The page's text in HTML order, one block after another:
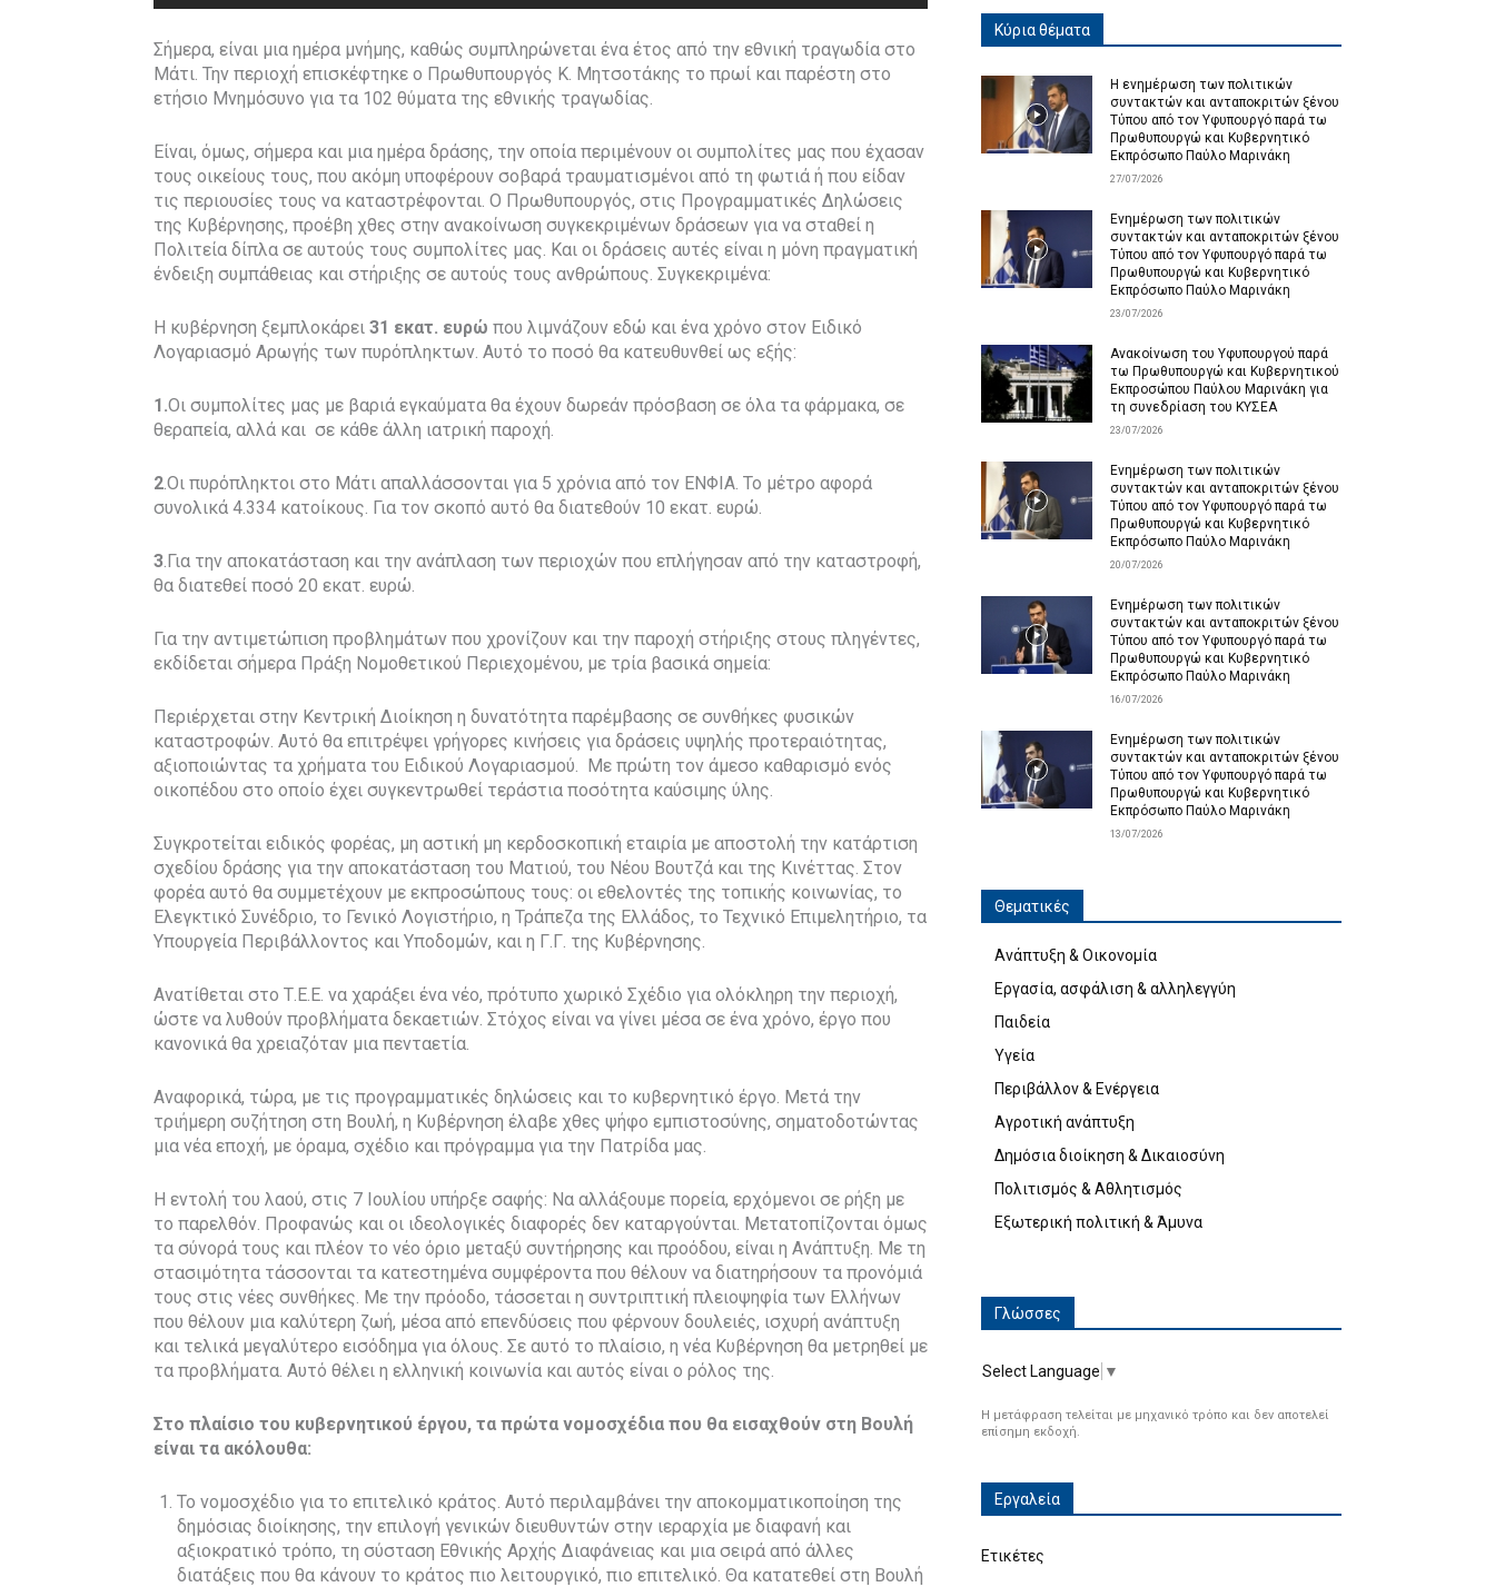
Σήμερα, είναι μια ημέρα μνήμης, καθώς συμπληρώνεται ένα έτος από την εθνική τραγωδία στο
Μάτι. Την περιοχή επισκέφτηκε ο Πρωθυπουργός Κ. Μητσοτάκης το πρωί και παρέστη στο
ετήσιο Μνημόσυνο για τα 102 θύματα της εθνικής τραγωδίας.
Είναι, όμως, σήμερα και μια ημέρα δράσης, την οποία περιμένουν οι συμπολίτες μας που έχασαν
τους οικείους τους, που ακόμη υποφέρουν σοβαρά τραυματισμένοι από τη φωτιά ή που είδαν
τις περιουσίες τους να καταστρέφονται. Ο Πρωθυπουργός, στις Προγραμματικές Δηλώσεις
της Κυβέρνησης, προέβη χθες στην ανακοίνωση συγκεκριμένων δράσεων για να σταθεί η
Πολιτεία δίπλα σε αυτούς τους συμπολίτες μας. Και οι δράσεις αυτές είναι η μόνη πραγματική
ένδειξη συμπάθειας και στήριξης σε αυτούς τους ανθρώπους. Συγκεκριμένα:
H κυβέρνηση ξεμπλοκάρει 31 εκατ. ευρώ που λιμνάζουν εδώ και ένα χρόνο στον Ειδικό
Λογαριασμό Αρωγής των πυρόπληκτων. Αυτό το ποσό θα κατευθυνθεί ως εξής:
1.Οι συμπολίτες μας με βαριά εγκαύματα θα έχουν δωρεάν πρόσβαση σε όλα τα φάρμακα, σε
θεραπεία, αλλά και σε κάθε άλλη ιατρική παροχή.
2.Οι πυρόπληκτοι στο Μάτι απαλλάσσονται για 5 χρόνια από τον ΕΝΦΙΑ. Το μέτρο αφορά
συνολικά 4.334 κατοίκους. Για τον σκοπό αυτό θα διατεθούν 10 εκατ. ευρώ.
3 .Για την αποκατάσταση και την ανάπλαση των περιοχών που επλήγησαν από την καταστροφή,
θα διατεθεί ποσό 20 εκατ. ευρώ.
Για την αντιμετώπιση προβλημάτων που χρονίζουν και την παροχή στήριξης στους πληγέντες,
εκδίδεται σήμερα Πράξη Νομοθετικού Περιεχομένου, με τρία βασικά σημεία:
Περιέρχεται στην Κεντρική Διοίκηση η δυνατότητα παρέμβασης σε συνθήκες φυσικών
καταστροφών. Αυτό θα επιτρέψει γρήγορες κινήσεις για δράσεις υψηλής προτεραιότητας,
αξιοποιώντας τα χρήματα του Ειδικού Λογαριασμού. Με πρώτη τον άμεσο καθαρισμό ενός
οικοπέδου στο οποίο έχει συγκεντρωθεί τεράστια ποσότητα καύσιμης ύλης.
Συγκροτείται ειδικός φορέας, μη αστική μη κερδοσκοπική εταιρία με αποστολή την κατάρτιση
σχεδίου δράσης για την αποκατάσταση του Ματιού, του Νέου Βουτζά και της Κινέττας. Στον
φορέα αυτό θα συμμετέχουν με εκπροσώπους τους: οι εθελοντές της τοπικής κοινωνίας, το
Ελεγκτικό Συνέδριο, το Γενικό Λογιστήριο, η Τράπεζα της Ελλάδος, το Τεχνικό Επιμελητήριο, τα
Υπουργεία Περιβάλλοντος και Υποδομών, και η Γ.Γ. της Κυβέρνησης.
Ανατίθεται στο Τ.Ε.Ε. να χαράξει ένα νέο, πρότυπο χωρικό Σχέδιο για ολόκληρη την περιοχή,
ώστε να λυθούν προβλήματα δεκαετιών. Στόχος είναι να γίνει μέσα σε ένα χρόνο, έργο που
κανονικά θα χρειαζόταν μια πενταετία.
Αναφορικά, τώρα, με τις προγραμματικές δηλώσεις και το κυβερνητικό έργο. Μετά την
τριήμερη συζήτηση στη Βουλή, η Κυβέρνηση έλαβε χθες ψήφο εμπιστοσύνης, σηματοδοτώντας
μια νέα εποχή, με όραμα, σχέδιο και πρόγραμμα για την Πατρίδα μας.
Η εντολή του λαού, στις 7 Ιουλίου υπήρξε σαφής: Να αλλάξουμε πορεία, ερχόμενοι σε ρήξη με
το παρελθόν. Προφανώς και οι ιδεολογικές διαφορές δεν καταργούνται. Μετατοπίζονται όμως
τα σύνορά τους και πλέον το νέο όριο μεταξύ συντήρησης και προόδου, είναι η Ανάπτυξη. Με τη
στασιμότητα τάσσονται τα κατεστημένα συμφέροντα που θέλουν να διατηρήσουν τα προνόμιά
τους στις νέες συνθήκες. Με την πρόοδο, τάσσεται η συντριπτική πλειοψηφία των Ελλήνων
που θέλουν μια καλύτερη ζωή, μέσα από επενδύσεις που φέρνουν δουλειές, ισχυρή ανάπτυξη
και τελικά μεγαλύτερο εισόδημα για όλους. Σε αυτό το πλαίσιο, η νέα Κυβέρνηση θα μετρηθεί με
τα προβλήματα. Αυτό θέλει η ελληνική κοινωνία και αυτός είναι ο ρόλος της.
Στο πλαίσιο του κυβερνητικού έργου, τα πρώτα νομοσχέδια που θα εισαχθούν στη Βουλή
είναι τα ακόλουθα:
Το νομοσχέδιο για το επιτελικό κράτος. Αυτό περιλαμβάνει την αποκομματικοποίηση της
δημόσιας διοίκησης, την επιλογή γενικών διευθυντών στην ιεραρχία με διαφανή και
αξιοκρατικό τρόπο, τη σύσταση Εθνικής Αρχής Διαφάνειας και μια σειρά από άλλες
διατάξεις που θα κάνουν το κράτος πιο λειτουργικό, πιο επιτελικό. Θα κατατεθεί στη Βουλή
Κύρια θέματα
Η ενημέρωση των πολιτικών
συντακτών και ανταποκριτών ξένου
Τύπου από τον Υφυπουργό παρά τω
Πρωθυπουργώ και Κυβερνητικό
Εκπρόσωπο Παύλο Μαρινάκη
27/07/2026
Ενημέρωση των πολιτικών
συντακτών και ανταποκριτών ξένου
Τύπου από τον Υφυπουργό παρά τω
Πρωθυπουργώ και Κυβερνητικό
Εκπρόσωπο Παύλο Μαρινάκη
23/07/2026
Ανακοίνωση του Υφυπουργού παρά
τω Πρωθυπουργώ και Κυβερνητικού
Εκπροσώπου Παύλου Μαρινάκη για
τη συνεδρίαση του ΚΥΣΕΑ
23/07/2026
Ενημέρωση των πολιτικών
συντακτών και ανταποκριτών ξένου
Τύπου από τον Υφυπουργό παρά τω
Πρωθυπουργώ και Κυβερνητικό
Εκπρόσωπο Παύλο Μαρινάκη
20/07/2026
Ενημέρωση των πολιτικών
συντακτών και ανταποκριτών ξένου
Τύπου από τον Υφυπουργό παρά τω
Πρωθυπουργώ και Κυβερνητικό
Εκπρόσωπο Παύλο Μαρινάκη
16/07/2026
Ενημέρωση των πολιτικών
συντακτών και ανταποκριτών ξένου
Τύπου από τον Υφυπουργό παρά τω
Πρωθυπουργώ και Κυβερνητικό
Εκπρόσωπο Παύλο Μαρινάκη
13/07/2026
Θεματικές
Ανάπτυξη & Οικονομία
Εργασία, ασφάλιση & αλληλεγγύη
Παιδεία
Υγεία
Περιβάλλον & Ενέργεια
Αγροτική ανάπτυξη
Δημόσια διοίκηση & Δικαιοσύνη
Πολιτισμός & Αθλητισμός
Εξωτερική πολιτική & Άμυνα
Γλώσσες
Select Language ▼
Η μετάφραση τελείται με μηχανικό τρόπο και δεν αποτελεί
επίσημη εκδοχή.
Εργαλεία
Ετικέτες